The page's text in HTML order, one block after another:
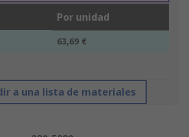
Por unidad
63,69 €
a una lista de materiales